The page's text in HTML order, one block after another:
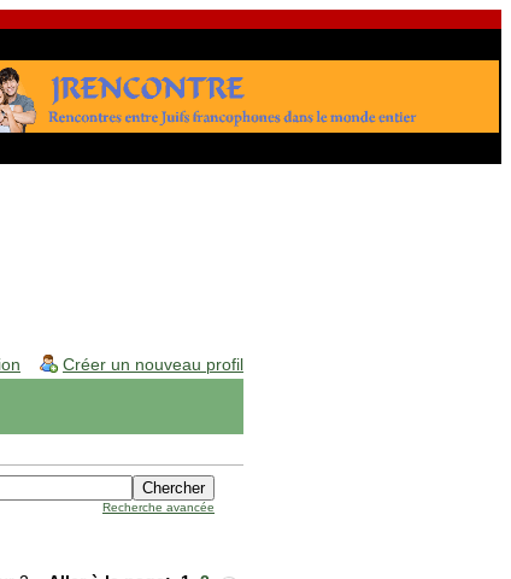
Créer un nouveau profil
Recherche avancée